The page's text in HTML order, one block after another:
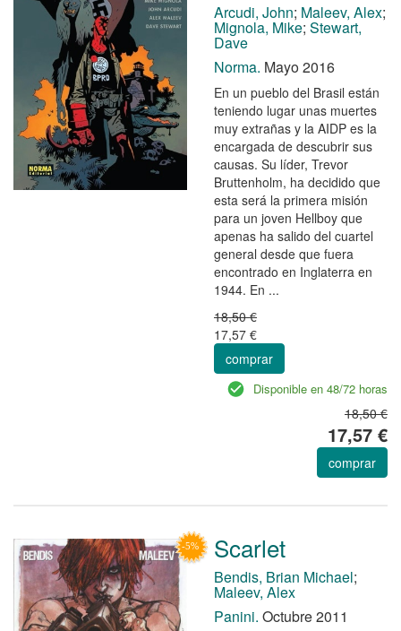
Arcudi, John; Maleev, Alex;
Mignola, Mike; Stewart,
Dave
Norma. Mayo 2016
En un pueblo del Brasil están
teniendo lugar unas muertes
muy extrañas y la AIDP es la
encargada de descubrir sus
causas. Su líder, Trevor
Bruttenholm, ha decidido que
esta será la primera misión
para un joven Hellboy que
apenas ha salido del cuartel
general desde que fuera
encontrado en Inglaterra en
1944. En ...
18,50 €
17,57 €
comprar
Disponible en 48/72 horas
18,50 €
17,57 €
comprar
Scarlet
Bendis, Brian Michael;
Maleev, Alex
Panini. Octubre 2011